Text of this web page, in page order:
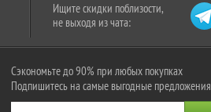
Ищите скидки поблизости,
не выходя из чата:
Сэкономьте до 90% при любых покупках
Подпишитесь на самые выгодные предложения